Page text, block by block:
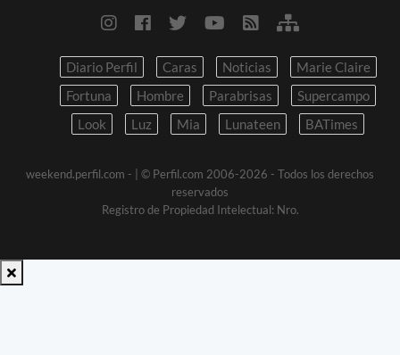
Diario Perfil Caras Noticias
Marie Claire
Fortuna
Hombre Parabrisas
Supercampo
Look
Luz Mia Lunateen BATimes
weekend.perfil.com -
| © Perfil.com 2006-2026 - Todos los derechos
reservados
Registro de Propiedad Intelectual: Nro.